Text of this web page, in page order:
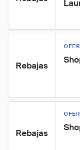
Rebajas
Rebajas